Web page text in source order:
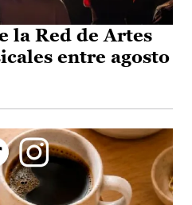
la Red de Artes
entre agosto